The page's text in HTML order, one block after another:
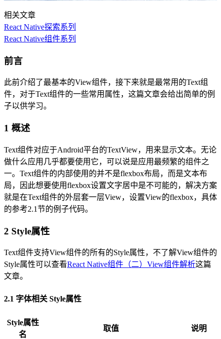
相关文章
React Native探索系列
React Native组件系列
前言
此前介绍了最基本的View组件，接下来就是最常用的Text组
件，对于Text组件的一些常用属性，这篇文章会给出简单的例
子以供学习。
1 概述
Text组件对应于Android平台的TextView，用来显示文本。无论
做什么应用几乎都要使用它，可以说是应用最频繁的组件之
一。Text组件的内部使用的并不是flexbox布局，而是文本布
局，因此想要使用flexbox设置文字居中是不可能的，解决方案
就是在Text组件的外层套一层View，设置View的flexbox，具体
的参考2.1节的例子代码。
2 Style属性
Text组件支持View组件的所有的Style属性，不了解View组件的
Style属性可以查看React Native组件（二）View组件解析这篇
文章。
2.1 字体相关 Style属性
Style属性
名
取值 说明